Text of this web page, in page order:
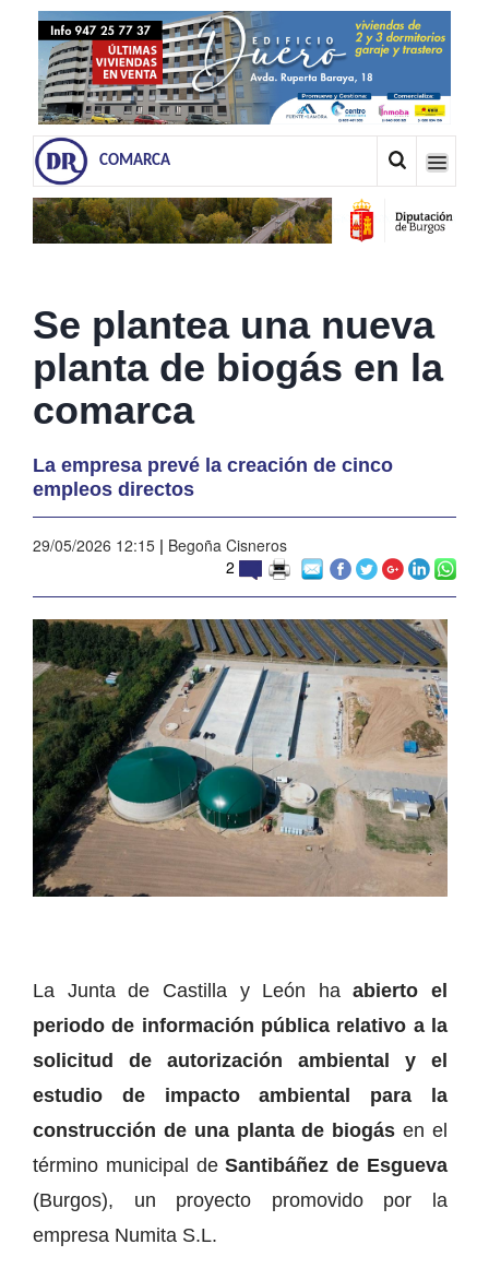
COMARCA
Se plantea una nueva
planta de biogás en la
comarca
La empresa prevé la creación de cinco
empleos directos
29/05/2026 12:15 | Begoña Cisneros
2
La Junta de Castilla y León haabierto el
periodo de información pública relativo a la
solicitud de autorización ambiental y el
estudio de impacto ambiental para la
construcción de una planta de biogás en el
término municipal deSantibáñez de Esgueva
(Burgos), un proyecto promovido por la
empresa Numita S.L.